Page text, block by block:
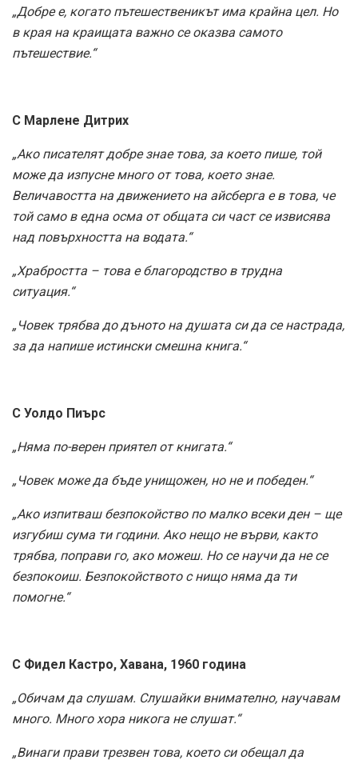
„Добре е, когато пътешественикът има крайна цел. Но
в края на краищата важно се оказва самото
пътешествие.“
С Марлене Дитрих
„Ако писателят добре знае това, за което пише, той
може да изпусне много от това, което знае.
Величавостта на движението на айсберга е в това, че
той само в една осма от общата си част се извисява
над повърхността на водата.“
„Храбростта – това е благородство в трудна
ситуация.“
„Човек трябва до дъното на душата си да се настрада,
за да напише истински смешна книга.“
С Уолдо Пиърс
„Няма по-верен приятел от книгата.“
„Човек може да бъде унищожен, но не и победен.“
„Ако изпитваш безпокойство по малко всеки ден – ще
изгубиш сума ти години. Ако нещо не върви, както
трябва, поправи го, ако можеш. Но се научи да не се
безпокоиш. Безпокойството с нищо няма да ти
помогне.“
С Фидел Кастро, Хавана, 1960 година
„Обичам да слушам. Слушайки внимателно, научавам
много. Много хора никога не слушат.“
„Винаги прави трезвен това, което си обещал да